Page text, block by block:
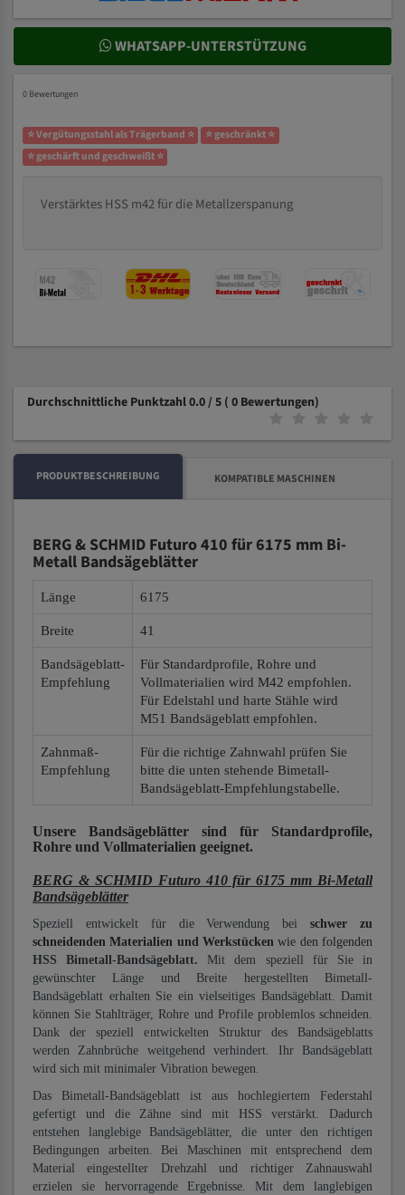
WHATSAPP-UNTERSTÜTZUNG
0 Bewertungen
⭐ Vergütungsstahl als Trägerband ⭐
⭐ geschränkt ⭐
⭐ geschärft und geschweißt ⭐
Verstärktes HSS m42 für die Metallzerspanung
Durchschnittliche Punktzahl 0.0 / 5 ( 0 Bewertungen)
PRODUKTBESCHREIBUNG KOMPATIBLE MASCHINEN
BERG & SCHMID Futuro 410 für 6175 mm Bi-
Metall Bandsägeblätter
Länge 6175
Breite 41
Bandsägeblatt-
Empfehlung
Für Standardprofile, Rohre und
Vollmaterialien wird M42 empfohlen.
Für Edelstahl und harte Stähle wird
M51 Bandsägeblatt empfohlen.
Zahnmaß-
Empfehlung
Für die richtige Zahnwahl prüfen Sie
bitte die unten stehende Bimetall-
Bandsägeblatt-Empfehlungstabelle.
Unsere Bandsägeblätter sind für Standardprofile,
Rohre und Vollmaterialien geeignet.
BERG & SCHMID Futuro 410 für 6175 mm Bi-Metall
Bandsägeblätter
Speziell entwickelt für die Verwendung beischwer zu
schneidenden Materialien und Werkstücken wie den folgenden
HSS Bimetall-Bandsägeblatt. Mit dem speziell für Sie in
gewünschter Länge und Breite hergestellten Bimetall-
Bandsägeblatt erhalten Sie ein vielseitiges Bandsägeblatt. Damit
können Sie Stahlträger, Rohre und Profile problemlos schneiden.
Dank der speziell entwickelten Struktur des Bandsägeblatts
werden Zahnbrüche weitgehend verhindert. Ihr Bandsägeblatt
wird sich mit minimaler Vibration bewegen.
Das Bimetall-Bandsägeblatt ist aus hochlegiertem Federstahl
gefertigt und die Zähne sind mit HSS verstärkt. Dadurch
entstehen langlebige Bandsägeblätter, die unter den richtigen
Bedingungen arbeiten. Bei Maschinen mit entsprechend dem
Material eingestellter Drehzahl und richtiger Zahnauswahl
erzielen sie hervorragende Ergebnisse. Mit dem langlebigen